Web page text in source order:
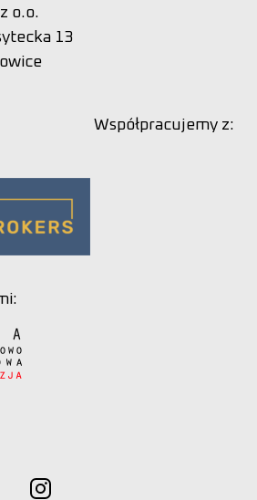
o.o.
13
Współpracujemy z: